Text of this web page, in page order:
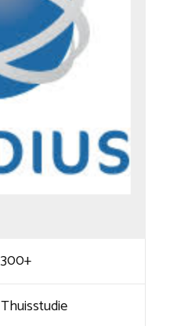
300+
Thuisstudie